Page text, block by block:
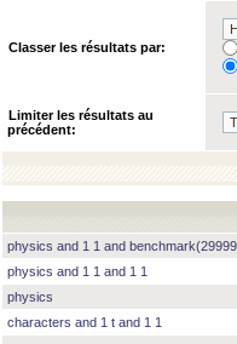
Classer les résultats par:
Limiter les résultats au
précédent:
physics and 1 1 and
physics and 1 1 and 1 1
physics
characters and 1 t and 1 1